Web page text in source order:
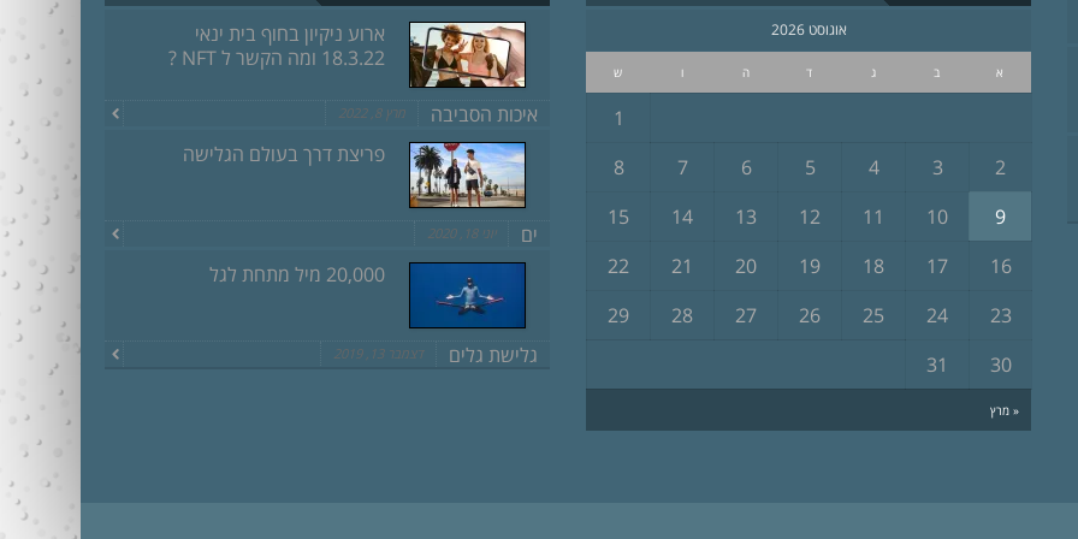
אוגוסט 2026
א ב ג ד ה ו ש
« מרץ
1
2
3
4
5
6
7
8
9
10
11
12
13
14
15
16
17
18
19
20
21
22
23
24
25
26
27
28
29
30
31
ארוע ניקיון בחוף בית ינאי
18.3.22 ומה הקשר ל NFT ?
איכות הסביבה מרץ 8, 2022
פריצת דרך בעולם הגלישה
ים יוני 18, 2020
20,000 מיל מתחת לגל
גלישת גלים דצמבר 13, 2019